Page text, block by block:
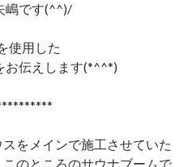
嶋です(^^)/
使用した
お伝えします(*^^*)
をメインで施工させていた
のところのサウナブームで